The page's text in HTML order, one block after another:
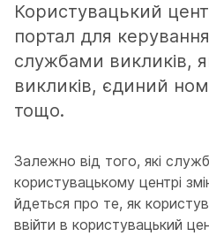
Користувацький
портал для
службами викликів,
викликів, єдиний
тощо.
Залежно від того, які
користувацькому центрі
йдеться про те, як
ввійти в користувацький